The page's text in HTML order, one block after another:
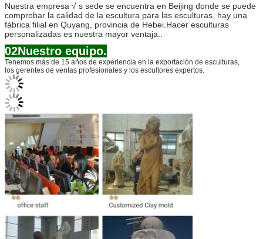
Nuestra empresa √ s sede se encuentra en Beijing donde se puede
comprobar la calidad de la escultura para las esculturas, hay una
fábrica filial en Quyang, provincia de Hebei.Hacer esculturas
personalizadas es nuestra mayor ventaja..
02Nuestro equipo.
Tenemos más de 15 años de experiencia en la exportación de esculturas,
los gerentes de ventas profesionales y los escultores expertos.